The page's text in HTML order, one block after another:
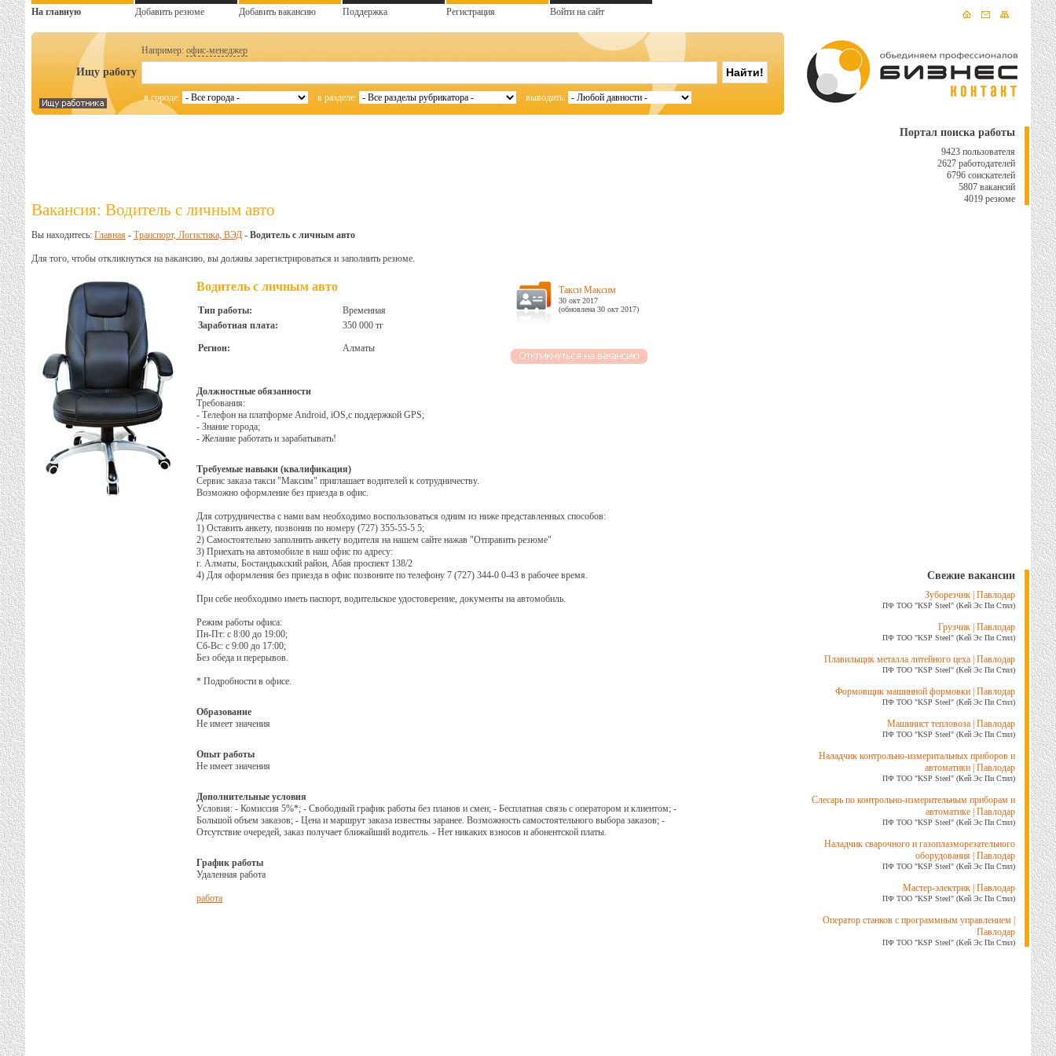
На главную Добавить резюме Добавить вакансию Поддержка Регистрация Войти на сайт
Например: офис-менеджер
Ищу работу
в городе: в разделе: выводить:
Вакансия: Водитель с личным авто
Вы находитесь: Главная - Транспорт, Логистика, ВЭД - Водитель с личным авто
Для того, чтобы откликнуться на вакансию, вы должны зарегистрироваться и заполнить резюме.
Водитель с личным авто
Тип работы:
Временная
Заработная плата:
350 000 тг
Регион: Алматы
Такси Максим
30 окт 2017
(обновлена 30 окт 2017)
Должностные обязанности
Требования:
- Телефон на платформе Android, iOS,с поддержкой GPS;
- Знание города;
- Желание работать и зарабатывать!
Требуемые навыки (квалификация)
Сервис заказа такси "Максим" приглашает водителей к сотрудничеству.
Возможно оформление без приезда в офис.
Для сотрудничества с нами вам необходимо воспользоваться одним из ниже представленных способов:
1) Оставить анкету, позвонив по номеру (727) 355-55-5 5;
2) Самостоятельно заполнить анкету водителя на нашем сайте нажав "Отправить резюме"
3) Приехать на автомобиле в наш офис по адресу:
г. Алматы, Бостандыкский район, Абая проспект 138/2
4) Для оформления без приезда в офис позвоните по телефону 7 (727) 344-0 0-43 в рабочее время.
При себе необходимо иметь паспорт, водительское удостоверение, документы на автомобиль.
Режим работы офиса:
Пн-Пт: с 8:00 до 19:00;
Сб-Вс: с 9:00 до 17:00;
Без обеда и перерывов.
* Подробности в офисе.
Образование
Не имеет значения
Опыт работы
Не имеет значения
Дополнительные условия
Условия: - Комиссия 5%*; - Свободный график работы без планов и смен; - Бесплатная связь с оператором и клиентом; -
Большой объем заказов; - Цена и маршрут заказа известны заранее. Возможность самостоятельного выбора заказов; -
Отсутствие очередей, заказ получает ближайший водитель. - Нет никаких взносов и абонентской платы.
График работы
Удаленная работа
работа
Портал поиска работы
9423 пользователя
2627 работодателей
6796 соискателей
5807 вакансий
4019 резюме
Свежие вакансии
Зуборезчик | Павлодар
ПФ ТОО "KSP Steel" (Кей Эс Пи Стил)
Грузчик | Павлодар
ПФ ТОО "KSP Steel" (Кей Эс Пи Стил)
Плавильщик металла литейного цеха | Павлодар
ПФ ТОО "KSP Steel" (Кей Эс Пи Стил)
Формовщик машинной формовки | Павлодар
ПФ ТОО "KSP Steel" (Кей Эс Пи Стил)
Машинист тепловоза | Павлодар
ПФ ТОО "KSP Steel" (Кей Эс Пи Стил)
Наладчик контрольно-измеритальных приборов и
автоматики | Павлодар
ПФ ТОО "KSP Steel" (Кей Эс Пи Стил)
Слесарь по контрольно-измерительным приборам и
автоматике | Павлодар
ПФ ТОО "KSP Steel" (Кей Эс Пи Стил)
Наладчик сварочного и газоплазморезательного
оборудования | Павлодар
ПФ ТОО "KSP Steel" (Кей Эс Пи Стил)
Мастер-электрик | Павлодар
ПФ ТОО "KSP Steel" (Кей Эс Пи Стил)
Оператор станков с программным управлением |
Павлодар
ПФ ТОО "KSP Steel" (Кей Эс Пи Стил)